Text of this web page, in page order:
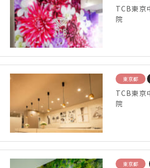
TCB東京
院
東京都
TCB東京
院
東京都